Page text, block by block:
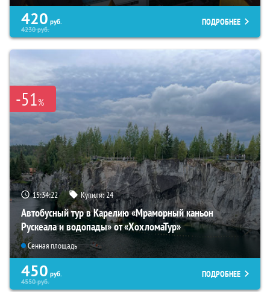
420 руб.
4230руб.
ПОДРОБНЕЕ
-51%
15:34:21 Купили:24
Автобусный тур в Карелию «Мраморный каньон
Рускеала и водопады» от «ХохломаТур»
Сенная площадь
450 руб.
4550руб.
ПОДРОБНЕЕ